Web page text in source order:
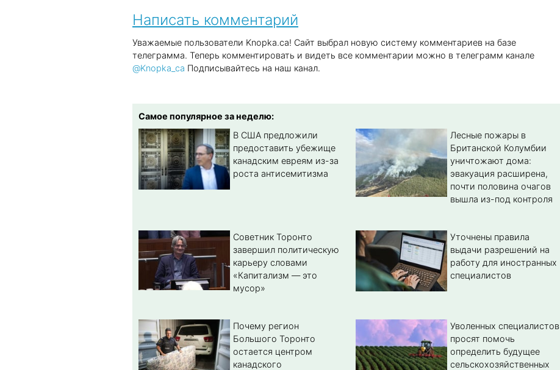
Написать комментарий
Уважаемые пользователи Knopka.ca! Сайт выбрал новую систему комментариев на базе
телеграмма. Теперь комментировать и видеть все комментарии можно в телеграмм канале
@Knopka_ca Подписывайтесь на наш канал.
Самое популярное за неделю:
В США предложили
предоставить убежище
канадским евреям из-за
роста антисемитизма
Лесные пожары в
Британской Колумбии
уничтожают дома:
эвакуация расширена,
почти половина очагов
вышла из-под контроля
Советник Торонто
завершил политическую
карьеру словами
«Капитализм — это
мусор»
Уточнены правила
выдачи разрешений на
работу для иностранных
специалистов
Почему регион
Большого Торонто
остается центром
канадского
Уволенных специалистов
просят помочь
определить будущее
сельскохозяйственных